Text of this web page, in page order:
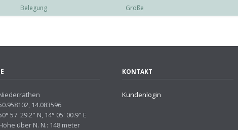
Belegung Größe
14.083596
57' 29.2" N, 14° 05' 00.9" E
über N. N.: 148 meter
KONTAKT
Kundenlogin